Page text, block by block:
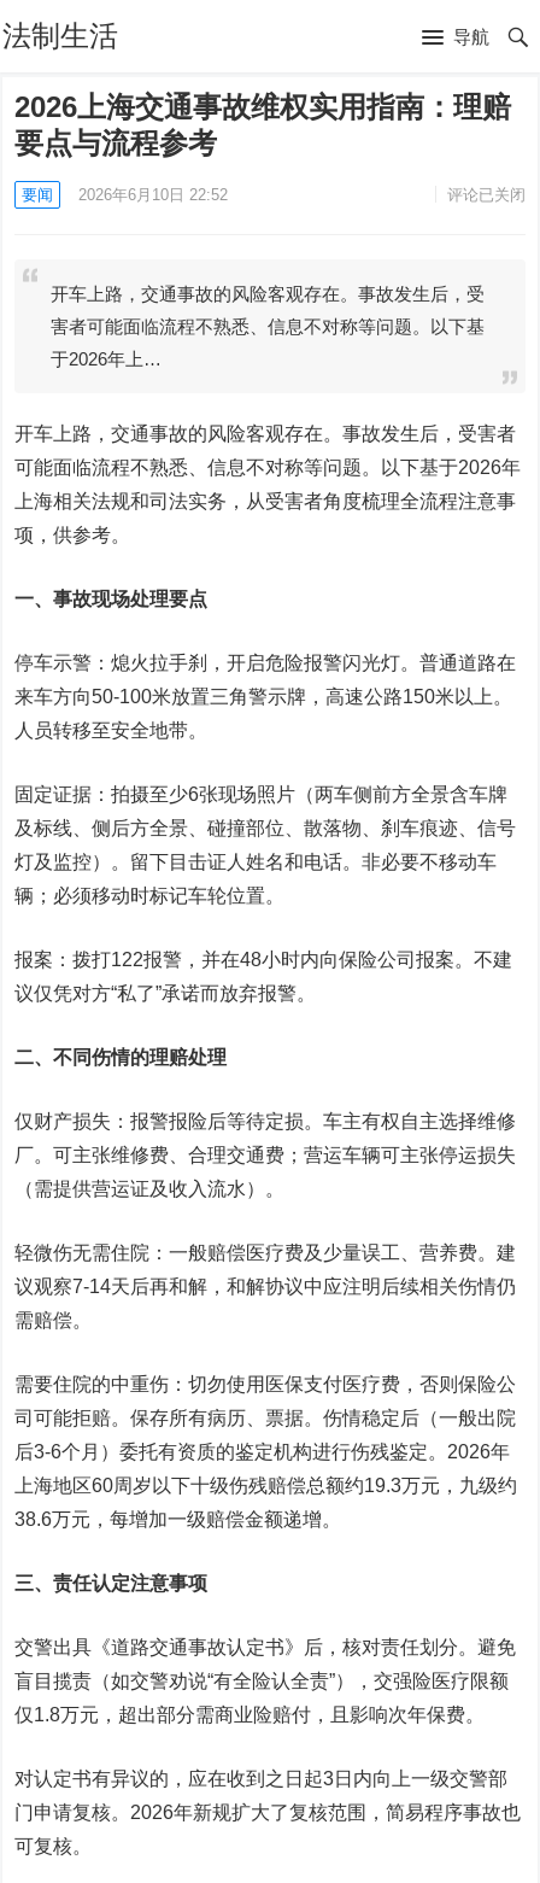
法制生活 导航
2026上海交通事故维权实用指南：理赔
要点与流程参考
要闻 2026年6月10日 22:52 评论已关闭
开车上路，交通事故的风险客观存在。事故发生后，受
害者可能面临流程不熟悉、信息不对称等问题。以下基
于2026年上…
开车上路，交通事故的风险客观存在。事故发生后，受害者
可能面临流程不熟悉、信息不对称等问题。以下基于2026年
上海相关法规和司法实务，从受害者角度梳理全流程注意事
项，供参考。
一、事故现场处理要点
停车示警：熄火拉手刹，开启危险报警闪光灯。普通道路在
来车方向50-100米放置三角警示牌，高速公路150米以上。
人员转移至安全地带。
固定证据：拍摄至少6张现场照片（两车侧前方全景含车牌
及标线、侧后方全景、碰撞部位、散落物、刹车痕迹、信号
灯及监控）。留下目击证人姓名和电话。非必要不移动车
辆；必须移动时标记车轮位置。
报案：拨打122报警，并在48小时内向保险公司报案。不建
议仅凭对方“私了”承诺而放弃报警。
二、不同伤情的理赔处理
仅财产损失：报警报险后等待定损。车主有权自主选择维修
厂。可主张维修费、合理交通费；营运车辆可主张停运损失
（需提供营运证及收入流水）。
轻微伤无需住院：一般赔偿医疗费及少量误工、营养费。建
议观察7-14天后再和解，和解协议中应注明后续相关伤情仍
需赔偿。
需要住院的中重伤：切勿使用医保支付医疗费，否则保险公
司可能拒赔。保存所有病历、票据。伤情稳定后（一般出院
后3-6个月）委托有资质的鉴定机构进行伤残鉴定。2026年
上海地区60周岁以下十级伤残赔偿总额约19.3万元，九级约
38.6万元，每增加一级赔偿金额递增。
三、责任认定注意事项
交警出具《道路交通事故认定书》后，核对责任划分。避免
盲目揽责（如交警劝说“有全险认全责”），交强险医疗限额
仅1.8万元，超出部分需商业险赔付，且影响次年保费。
对认定书有异议的，应在收到之日起3日内向上一级交警部
门申请复核。2026年新规扩大了复核范围，简易程序事故也
可复核。